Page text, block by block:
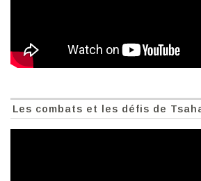
Les combats et les défis de